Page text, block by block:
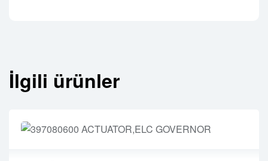
İlgili ürünler